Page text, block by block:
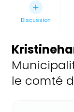
Discussion
le comté